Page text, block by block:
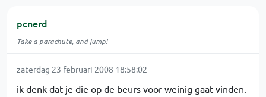
pcnerd
Take a parachute, and jump!
zaterdag 23 februari 2008 18:58:02
ik denk dat je die op de beurs voor weinig gaat vinden.